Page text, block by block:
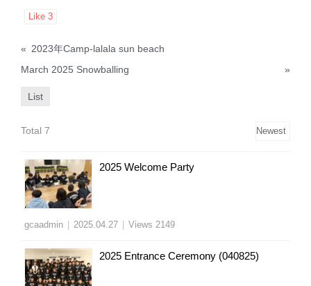
Like 3
« 2023年Camp-lalala sun beach
March 2025 Snowballing
»
List
Total 7
2025 Welcome Party
gcaadmin | 2025.04.27 | Views 2149
2025 Entrance Ceremony (040825)